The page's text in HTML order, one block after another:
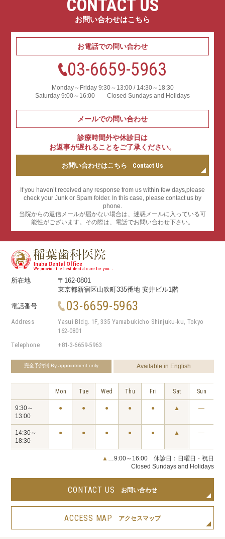
CONTACT US
お問い合わせはこちら
お電話での問い合わせ
03-6659-5963
Monday～Friday 9:30～13:00 / 14:30～18:30
Saturday 9:00～16:00 Closed Sundays and Holidays
メールでの問い合わせ
診療時間外や休診日は
お返事が遅れることをご了承ください。
お問い合わせはこちら Contact Us
If you haven’t received any response from us within few days,please
check your Junk or Spam folder. In this case, please contact us by
phone.
当院からの返信メールが届かない場合は、迷惑メールに⼊っている可
能性がございます。その際は、電話でお問い合わせ下さい。
所在地
〒162-0801
東京都新宿区山吹町335番地 安井ビル1階
電話番号 03-6659-5963
Address
Yasui Bldg. 1F, 335 Yamabukicho Shinjuku-ku, Tokyo
162-0801
Telephone
+81-3-6659-5963
完全予約制 By appointment only Available in English
Mon Tue Wed Thu Fri Sat Sun
9:30～
13:00
● ● ● ● ● ▲ ―
14:30～
18:30
● ● ● ● ● ▲ ―
▲ …9:00～16:00 休診日：日曜日・祝日
Closed Sundays and Holidays
CONTACT US お問い合わせ
ACCESS MAP アクセスマップ